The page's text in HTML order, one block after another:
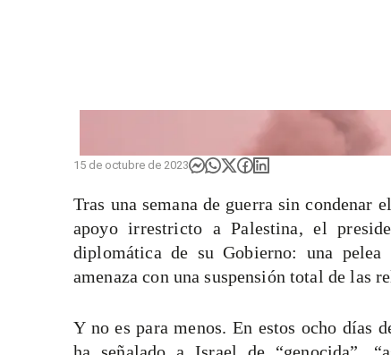
El presidente Gustavo Petro y el presidente Isaac
15 de octubre de 2023
Tras una semana de guerra sin condenar
apoyo irrestricto a Palestina, el
diplomática de su Gobierno: una
amenaza con una suspensión total de las
Y no es para menos. En estos ocho días